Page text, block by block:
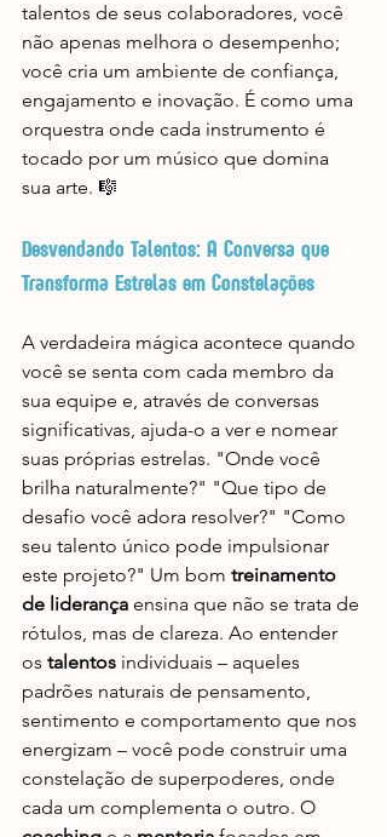
talentos de seus colaboradores, você
não apenas melhora o desempenho;
você cria um ambiente de confiança,
engajamento e inovação. É como uma
orquestra onde cada instrumento é
tocado por um músico que domina
sua arte. 🎼
Desvendando Talentos: A Conversa que
Transforma Estrelas em Constelações
A verdadeira mágica acontece quando
você se senta com cada membro da
sua equipe e, através de conversas
significativas, ajuda-o a ver e nomear
suas próprias estrelas. "Onde você
brilha naturalmente?" "Que tipo de
desafio você adora resolver?" "Como
seu talento único pode impulsionar
este projeto?" Um bom treinamento
de liderança ensina que não se trata de
rótulos, mas de clareza. Ao entender
os talentos individuais – aqueles
padrões naturais de pensamento,
sentimento e comportamento que nos
energizam – você pode construir uma
constelação de superpoderes, onde
cada um complementa o outro. O